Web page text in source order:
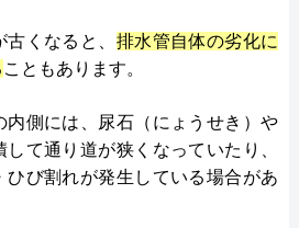
くなると、 排水管自体の劣化に
こともあります。
内側には、尿石（にょうせき）や
て通り道が狭くなっていたり、
ひび割れが発生している場合があ